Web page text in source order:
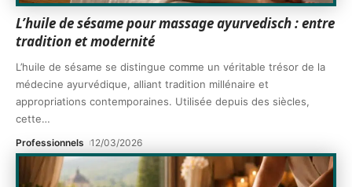
L’huile de sésame pour massage ayurvedisch : entre
tradition et modernité
L’huile de sésame se distingue comme un véritable trésor de la
médecine ayurvédique, alliant tradition millénaire et
appropriations contemporaines. Utilisée depuis des siècles,
cette…
Professionnels 12/03/2026